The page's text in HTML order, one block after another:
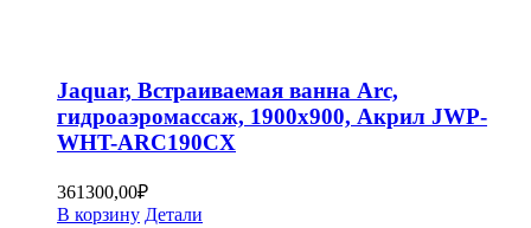
Jaquar, Встраиваемая ванна Arc,
гидроаэромассаж, 1900х900, Акрил JWP-
WHT-ARC190CX
361300,00₽
В корзину Детали